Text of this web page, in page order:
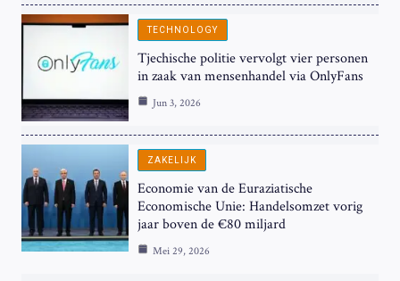
TECHNOLOGY
Tjechische politie vervolgt vier personen
in zaak van mensenhandel via OnlyFans
Jun 3, 2026
ZAKELIJK
Economie van de Euraziatische
Economische Unie: Handelsomzet vorig
jaar boven de €80 miljard
Mei 29, 2026